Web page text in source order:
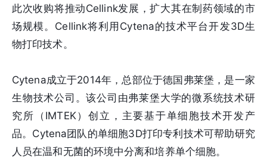
此次收购将推动Cellink发展，扩大其在制药领域的市
场规模。Cellink将利用Cytena的技术平台开发3D生
物打印技术。
Cytena成立于2014年，总部位于德国弗莱堡，是一家
生物技术公司。该公司由弗莱堡大学的微系统技术研
究所（IMTEK）创立，主要基于单细胞技术开发产
品。Cytena团队的单细胞3D打印专利技术可帮助研究
人员在温和无菌的环境中分离和培养单个细胞。